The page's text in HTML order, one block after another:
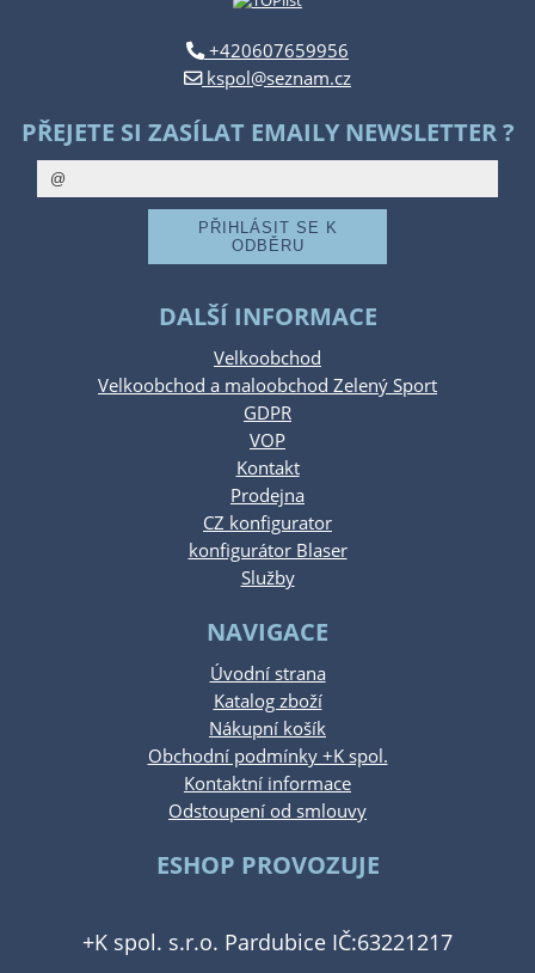
+420607659956
kspol@seznam.cz
PŘEJETE SI ZASÍLAT EMAILY NEWSLETTER ?
DALŠÍ INFORMACE
Velkoobchod
Velkoobchod a maloobchod Zelený Sport
GDPR
VOP
Kontakt
Prodejna
CZ konfigurator
konfigurátor Blaser
Služby
NAVIGACE
Úvodní strana
Katalog zboží
Nákupní košík
Obchodní podmínky +K spol.
Kontaktní informace
Odstoupení od smlouvy
ESHOP PROVOZUJE
+K spol. s.r.o. Pardubice IČ:63221217